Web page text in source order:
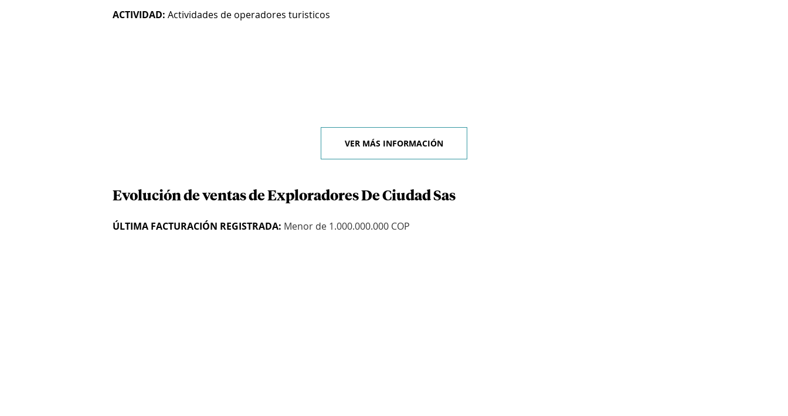
ACTIVIDAD: Actividades de operadores turisticos
VER MÁS INFORMACIÓN
Evolución de ventas de Exploradores De Ciudad Sas
ÚLTIMA FACTURACIÓN REGISTRADA: Menor de 1.000.000.000 COP